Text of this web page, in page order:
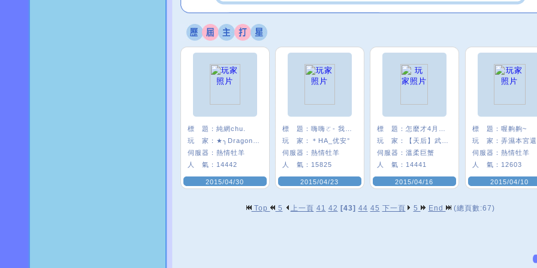
標 題： 純網chu.
玩 家：
伺服器： 熱情牡羊
人 氣： 14442
2015/04/30
標 題：
玩 家：
＊HA_优安°
伺服器： 熱情牡羊
人 氣： 15825
2015/04/23
標 題：
玩 家：
伺服器： 溫柔巨蟹
人 氣： 14441
2015/04/16
標 題： 喔齁齁~
玩 家：
伺服器： 熱情牡羊
人 氣： 12603
2015/04/10
Top 5 上一頁 41 42 [43] 44 45 下一頁 5 End (總頁數:67)